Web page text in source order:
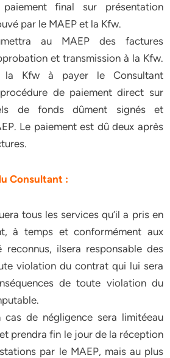
final sur présentation
par le MAEP et la Kfw.
au MAEP des factures
et transmission à la Kfw.
la Kfw à payer le Consultant
de paiement direct sur
de fonds dûment signés et
Le paiement est dû deux après
Consultant :
tous les services qu’il a pris en
à temps et conformément aux
reconnus, ilsera responsable des
violation du contrat qui lui sera
de toute violation du
cas de négligence sera limitéeau
prendra fin le jour de la réception
par le MAEP, mais au plus